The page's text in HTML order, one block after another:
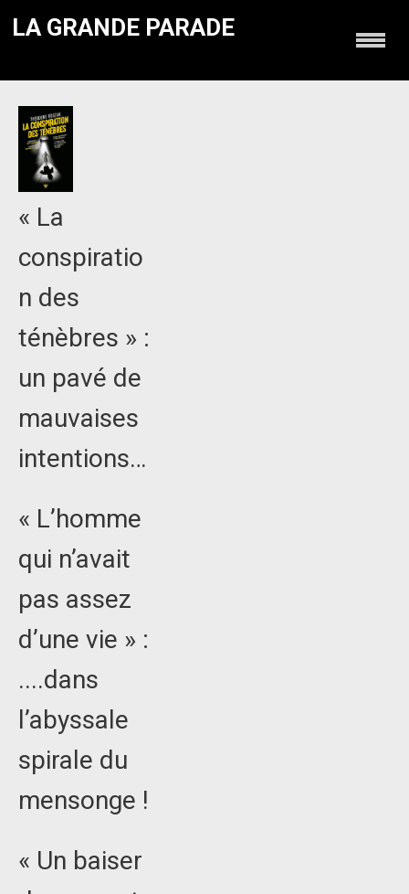
LA GRANDE PARADE
« La
conspiratio
n des
ténèbres » :
un pavé de
mauvaises
intentions…
« L’homme
qui n’avait
pas assez
d’une vie » :
....dans
l’abyssale
spirale du
mensonge !
« Un baiser